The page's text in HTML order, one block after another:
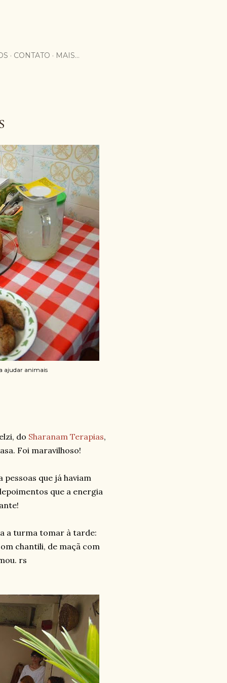
CONTATO MAIS…
ajudar animais
do Sharanam Terapias,
Foi maravilhoso!
pessoas que já haviam
que a energia
a turma tomar à tarde:
chantili, de maçã com
rs